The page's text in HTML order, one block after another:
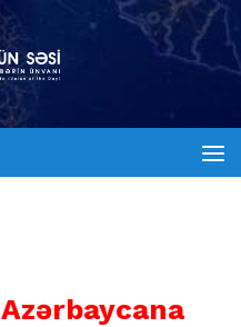
Azərbaycana